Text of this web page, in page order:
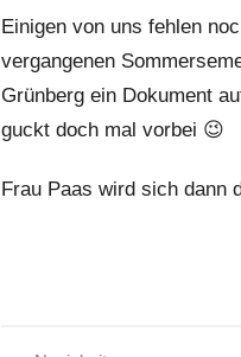
Einigen von uns fehlen
vergangenen
Grünberg ein Dokument
guckt doch mal vorbei 😉
Frau Paas wird sich dann